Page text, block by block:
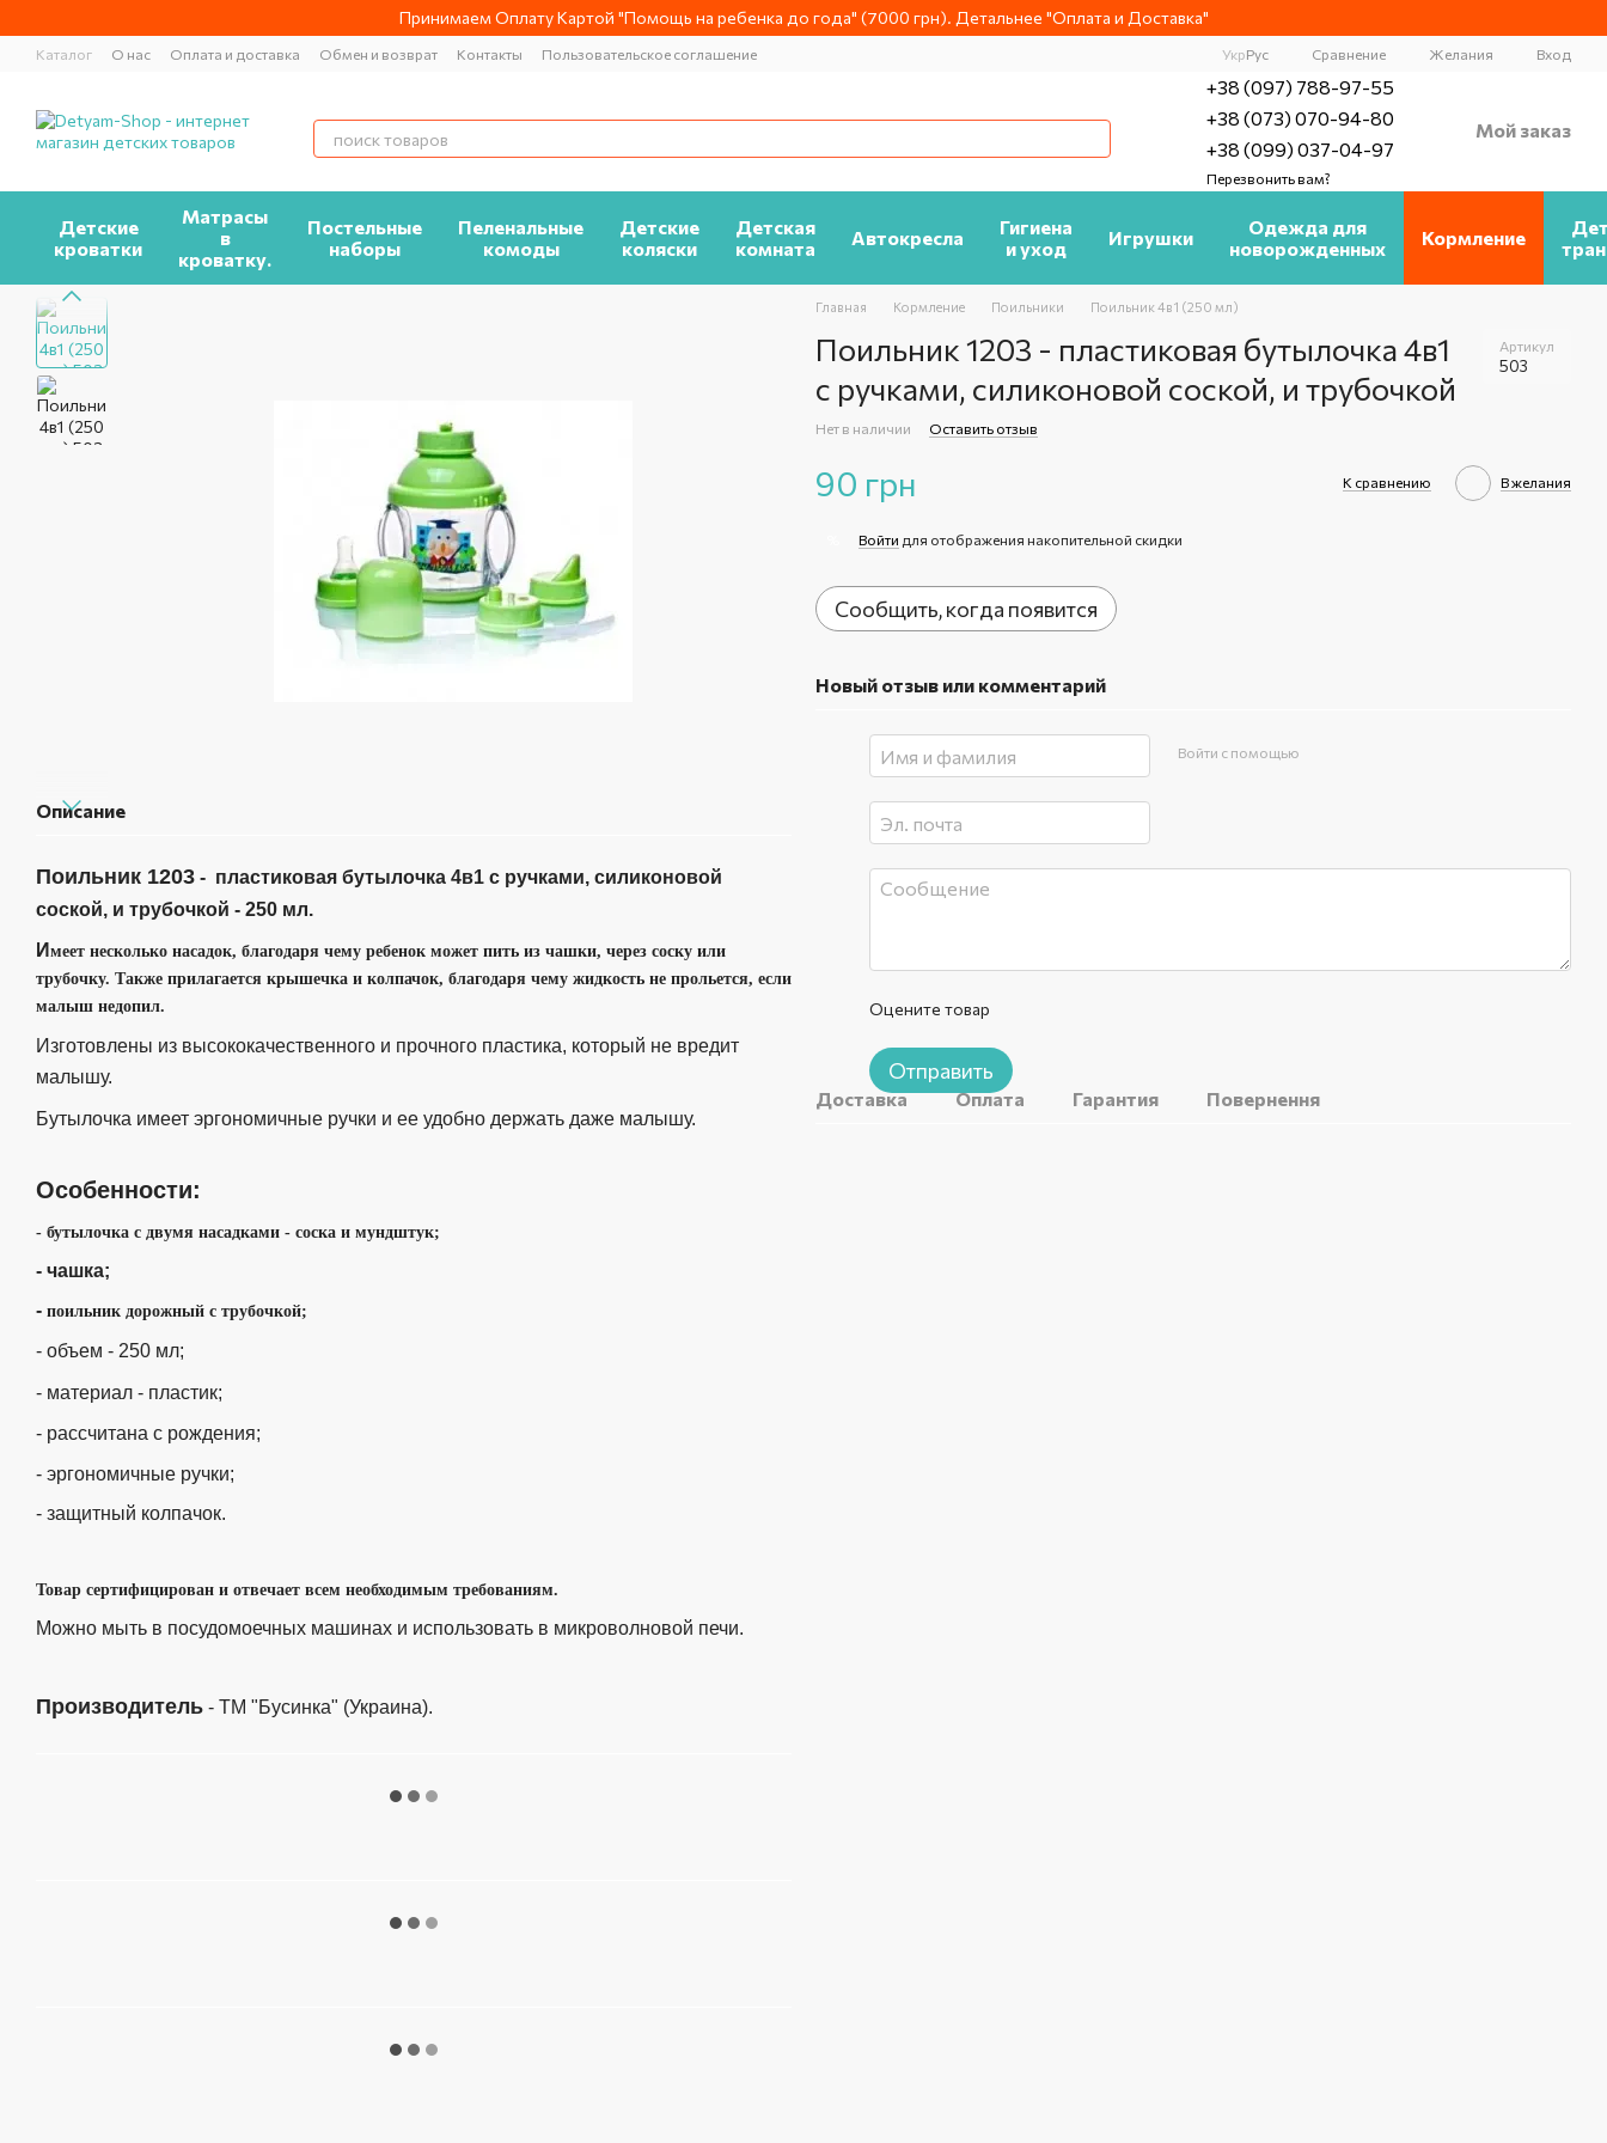
Принимаем Оплату Картой "Помощь на ребенка до года" (7000 грн). Детальнее "Оплата и Доставка"
Каталог О нас Оплата и доставка Обмен и возврат Контакты Пользовательское соглашение УкрРус Сравнение Желания Вход
+38 (097) 788-97-55
+38 (073) 070-94-80
+38 (099) 037-04-97
Перезвонить вам?
Мой заказ
Детские
кроватки
Матрасы
в
кроватку.
Постельные
наборы
Пеленальные
комоды
Детские
коляски
Детская
комната
Автокресла
Гигиена
и уход
Игрушки
Одежда для
новорожденных
Кормление
Описание
Поильник 1203 - пластиковая бутылочка 4в1 с ручками, силиконовой
соской, и трубочкой - 250 мл.
И меет несколько насадок, благодаря чему ребенок может пить из чашки, через соску или
трубочку. Также прилагается крышечка и колпачок, благодаря чему жидкость не прольется, если
малыш недопил.
Изготовлены из высококачественного и прочного пластика, который не вредит
малышу.
Бутылочка имеет эргономичные ручки и ее удобно держать даже малышу.
Особенности:
- бутылочка с двумя насадками - соска и мундштук;
- чашка;
- поильник дорожный с трубочкой;
- объем - 250 мл;
- материал - пластик;
- рассчитана с рождения;
- эргономичные ручки;
- защитный колпачок.
Товар сертифицирован и отвечает всем необходимым требованиям.
Можно мыть в посудомоечных машинах и использовать в микроволновой печи.
Производитель - ТМ "Бусинка" (Украина).
Главная Кормление Поильники Поильник 4в1 (250 мл)
Поильник 1203 - пластиковая бутылочка 4в1
с ручками, силиконовой соской, и трубочкой
Артикул
503
Нет в наличии Оставить отзыв
90 грн К сравнению В желания
Войти для отображения накопительной скидки
Сообщить, когда появится
Новый отзыв или комментарий
Войти с помощью
Оцените товар
Отправить
Доставка Оплата Гарантия Повернення